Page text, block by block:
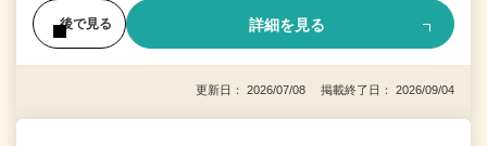
後で見る 詳細を見る
更新日： 2026/07/08 掲載終了日： 2026/09/04